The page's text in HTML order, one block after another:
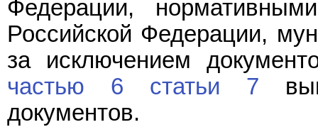
Федерации,
Российской Федерации,
за исключением
частью 6 статьи 7
документов.